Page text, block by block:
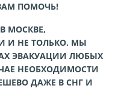
ПОМОЧЬ!
МОСКВЕ,
И НЕ ТОЛЬКО. МЫ
ЭВАКУАЦИИ ЛЮБЫХ
НЕОБХОДИМОСТИ
ДАЖЕ В СНГ И